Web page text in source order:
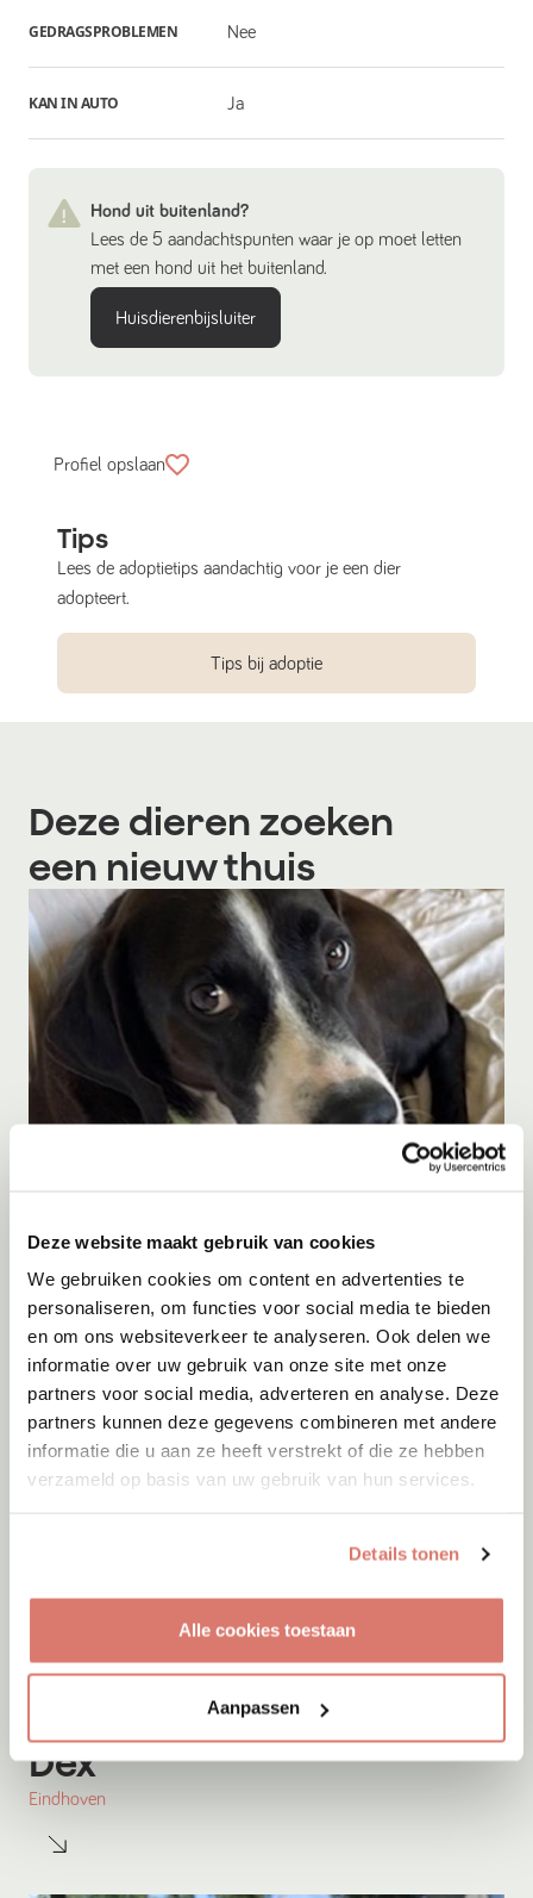
Deze website maakt gebruik van cookies
We gebruiken cookies om content en advertenties te
personaliseren, om functies voor social media te bieden
en om ons websiteverkeer te analyseren. Ook delen we
informatie over uw gebruik van onze site met onze
partners voor social media, adverteren en analyse. Deze
partners kunnen deze gegevens combineren met andere
informatie die u aan ze heeft verstrekt of die ze hebben
verzameld op basis van uw gebruik van hun services.
Details tonen
Alle cookies toestaan
Aanpassen
GEDRAGSPROBLEMEN Nee
KAN IN AUTO Ja
Hond uit buitenland?
Lees de 5 aandachtspunten waar je op moet letten
met een hond uit het buitenland.
Huisdierenbijsluiter
Profiel opslaan
Tips
Lees de adoptietips aandachtig voor je een dier
adopteert.
Tips bij adoptie
Deze dieren zoeken
een nieuw thuis
Barrie
Dex
Eindhoven